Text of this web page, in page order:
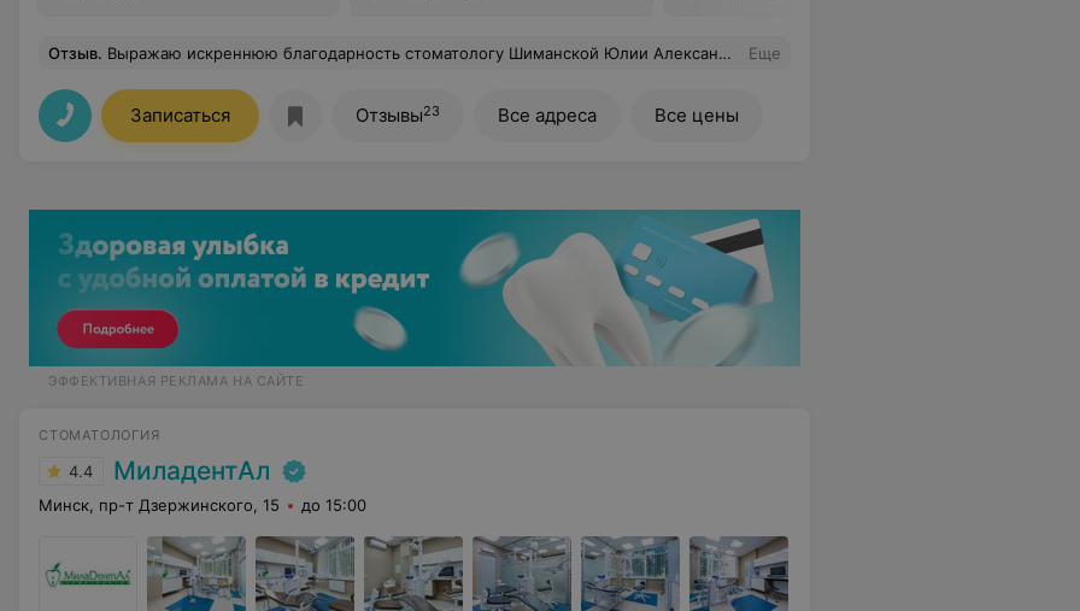
Отзыв. Выражаю искреннюю благодарность стоматологу Шиманской Юлии Александровне за высочайший профессионализм, внимательное отношение к пациенту и безупречное качество работы. Юлия Александровна — специалист, который кардинально изменил мое отношение к стоматологии. Каждый визит проходит в спокойной, доверительной атмосфере. Врач подробно объясняет план лечения, всегда прислушивается к пожеланиям и делает всю работу с невероятной аккуратностью и мастерством. Особо хочу отметить её индивидуальный подход и умение вселить в пациента уверенность. Я полностью доверяю её экспертизе и очень рекомендую Юлию Александровну как одного из лучших специалистов в своей области. Еще
Записаться Отзывы23 Все адреса Все цены
ЭФФЕКТИВНАЯ РЕКЛАМА НА САЙТЕ
СТОМАТОЛОГИЯ
4.4 МиладентАл
Минск, пр-т Дзержинского, 15 до 15:00